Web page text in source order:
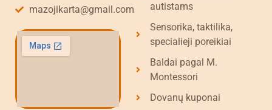
mazojikarta@gmail.com
autistams
Sensorika, taktilika,
specialieji poreikiai
Baldai pagal M.
Montessori
Dovanų kuponai